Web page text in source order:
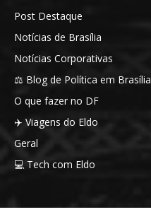
Post Destaque
Notícias de Brasília
Notícias Corporativas
⚖️ Blog de Política em Brasília
O que fazer no DF
✈️ Viagens do Eldo
Geral
💻 Tech com Eldo